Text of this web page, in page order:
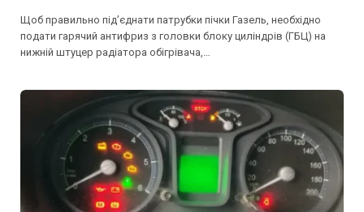
Щоб правильно під’єднати патрубки пічки Газель, необхідно
подати гарячий антифриз з головки блоку циліндрів (ГБЦ) на
нижній штуцер радіатора обігрівача,…